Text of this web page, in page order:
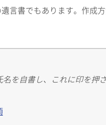
言書でもあります。作成
を自書し、これに印を押